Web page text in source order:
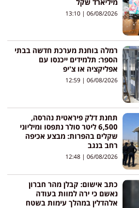
06/08/2026
13:10
רמלה בוחנת מערכת חדשה בבתי
הספר: תלמידים ייכנסו עם
אפליקציה או צ'יפ
06/08/2026
12:59
תחנת דלק פיראטית נהרסה,
6,500 ליטר סולר נתפסו ומיליוני
שקלים בהפרות: מבצע אכיפה
רחב בנגב
06/08/2026
12:48
כתב אישום: קבלן מהר חברון
נאשם כי ירה למוות בעודה
אלהדלין במהלך עימות בשטח